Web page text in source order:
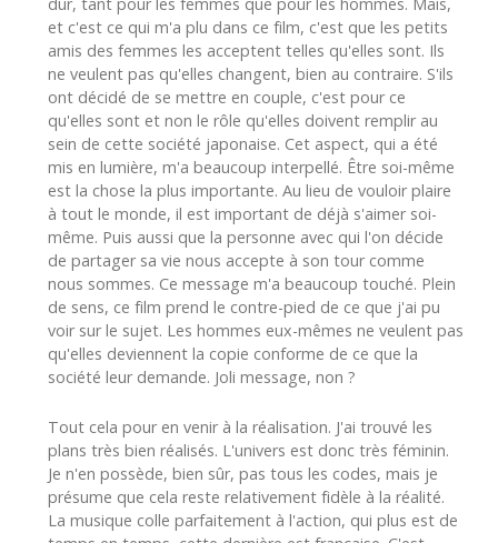
et c'est ce qui m'a plu dans ce film, c'est que les petits
amis des femmes les acceptent telles qu'elles sont. Ils
ne veulent pas qu'elles changent, bien au contraire. S'ils
ont décidé de se mettre en couple, c'est pour ce
qu'elles sont et non le rôle qu'elles doivent remplir au
sein de cette société japonaise. Cet aspect, qui a été
mis en lumière, m'a beaucoup interpellé. Être soi-même
est la chose la plus importante. Au lieu de vouloir plaire
à tout le monde, il est important de déjà s'aimer soi-
même. Puis aussi que la personne avec qui l'on décide
de partager sa vie nous accepte à son tour comme
nous sommes. Ce message m'a beaucoup touché. Plein
de sens, ce film prend le contre-pied de ce que j'ai pu
voir sur le sujet. Les hommes eux-mêmes ne veulent pas
qu'elles deviennent la copie conforme de ce que la
société leur demande. Joli message, non ?
Tout cela pour en venir à la réalisation. J'ai trouvé les
plans très bien réalisés. L'univers est donc très féminin.
Je n'en possède, bien sûr, pas tous les codes, mais je
présume que cela reste relativement fidèle à la réalité.
La musique colle parfaitement à l'action, qui plus est de